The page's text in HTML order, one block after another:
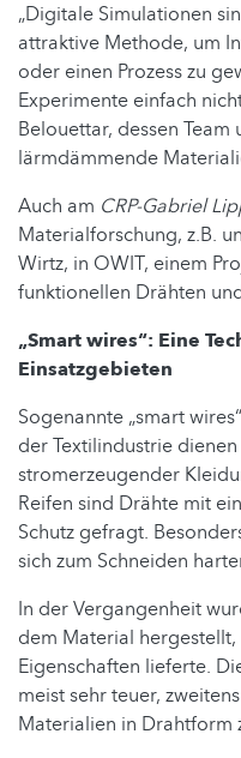
„Digitale Simulationen
attraktive Methode, um
oder einen Prozess zu
Experimente einfach
Belouettar, dessen Team
lärmdämmende
Auch am CRP-Gabriel
Materialforschung, z.B.
Wirtz, in OWIT, einem
funktionellen Drähten
„Smart wires“: Eine
Einsatzgebieten
Sogenannte „smart
der Textilindustrie
stromerzeugender
Reifen sind Drähte mit
Schutz gefragt.
sich zum Schneiden
In der Vergangenheit
dem Material
Eigenschaften lieferte.
meist sehr teuer,
Materialien in Drahtform